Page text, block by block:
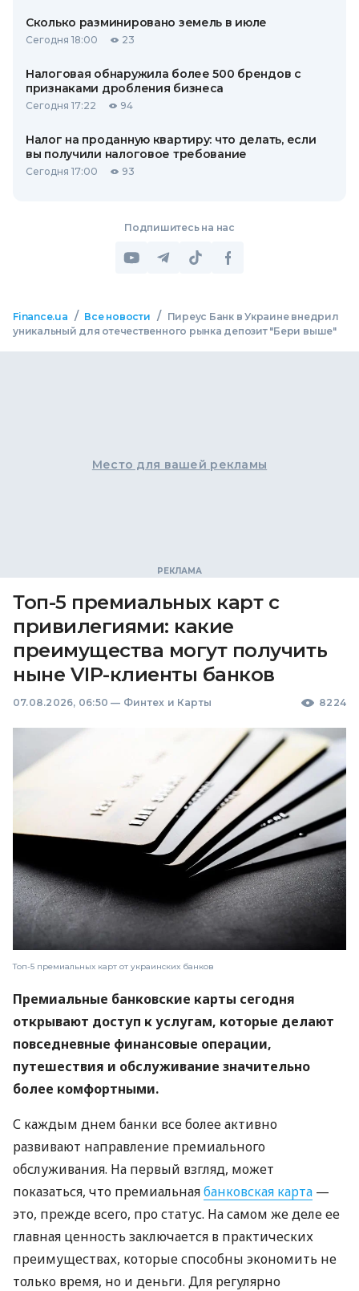
Сколько разминировано земель в июле
Сегодня 18:00 23
Налоговая обнаружила более 500 брендов с
признаками дробления бизнеса
Сегодня 17:22 94
Налог на проданную квартиру: что делать, если
вы получили налоговое требование
Сегодня 17:00 93
Подпишитесь на нас
Finance.ua / Все новости /
Пиреус Банк в Украине внедрил
уникальный для отечественного рынка депозит "Бери выше"
Место для вашей рекламы
Топ-5 премиальных карт с
привилегиями: какие
преимущества могут получить
ныне VIP-клиенты банков
07.08.2026, 06:50 — Финтех и Карты 8224
Топ-5 премиальных карт от украинских банков
Премиальные банковские карты сегодня
открывают доступ к услугам, которые делают
повседневные финансовые операции,
путешествия и обслуживание значительно
более комфортными.
С каждым днем ​​банки все более активно
развивают направление премиального
обслуживания. На первый взгляд, может
показаться, что премиальнаябанковская карта —
это, прежде всего, про статус. На самом же деле ее
главная ценность заключается в практических
преимуществах, которые способны экономить не
только время, но и деньги. Для регулярно